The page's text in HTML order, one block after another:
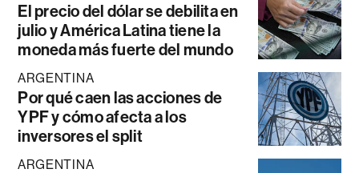
El precio del dólar se debilita en
julio y América Latina tiene la
moneda más fuerte del mundo
ARGENTINA
Por qué caen las acciones de
YPF y cómo afecta a los
inversores el split
ARGENTINA